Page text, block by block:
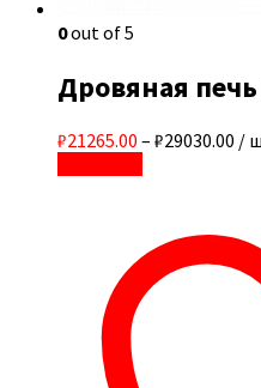
0out of 5
Дровяная
₽21265.00 – ₽29030.00 /